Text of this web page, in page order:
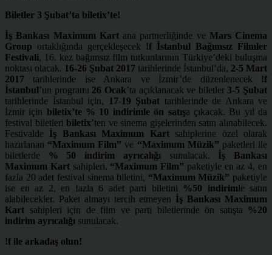
Biletler 3 Şubat’ta biletix’te!
İş Bankası Maximum Kartana partnerliğinde ve Mars Cinema
Group ortaklığında gerçekleşecek !f İstanbul Bağımsız Filmler
Festivali, 16. kez bağımsız film tutkunlarının Türkiye’deki buluşma
noktası olacak. 16-26 Şubat 2017 tarihlerinde İstanbul’da, 2-5 Mart
2017 tarihlerinde ise Ankara ve İzmir’de düzenlenecek !f
İstanbul’un programı 26 Ocak’ta açıklanacak ve biletler 3-5 Şubat
tarihlerinde İstanbul için, 17-19 Şubat tarihlerinde de Ankara ve
İzmir için biletix’te % 10 indirimle ön satışa çıkacak. Bu yıl da
festival biletleribiletix’ten ve sinema gişelerinden satın alınabilecek.
Festivalde İş Bankası Maximum Kartsahiplerine özel olarak
hazırlanan “Maximum Film”ve “Maximum Müzik” paketleri ile
biletlerde
% 50 indirim ayrıcalığı sunulacak. İş Bankası
Maximum Kartsahipleri, “Maximum Film” paketiyle en az 4, en
fazla 20 adet festival sinema biletini, “Maximum Müzik” paketiyle
ise en az 2, en fazla 6 adet parti biletini
%50 indirimle satın
alabilecekler. Paket almayı tercih etmeyen İş Bankası Maximum
Kart sahipleri için de film ve parti biletlerinde ön satışta
%20
indirim ayrıcalığı sunulacak.
!f ile arkadaş olun!